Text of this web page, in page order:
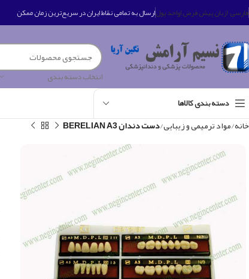
فارسی (زبان پیش فرض)واحد پولارسال به تمامی نقاط ایران در سریع‌ترین زمان ممکن
انتخاب دسته بندی
دسته بندی کالاها
خانه مواد ترمیمی و زیبایی دست دندان BERELIAN A3